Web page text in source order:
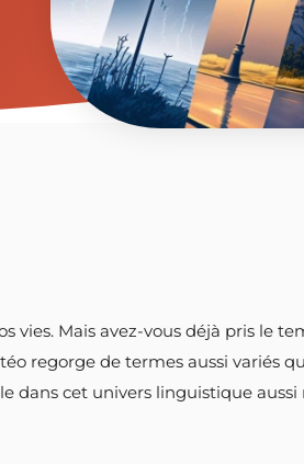
Mais avez-vous déjà pris le
regorge de termes aussi variés
cet univers linguistique aussi